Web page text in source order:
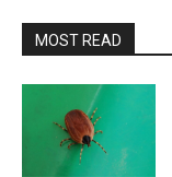
MOST READ